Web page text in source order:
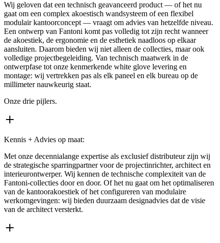
Wij geloven dat een technisch geavanceerd product — of het nu
gaat om een complex akoestisch wandsysteem of een flexibel
modulair kantoorconcept — vraagt om advies van hetzelfde niveau.
Een ontwerp van Fantoni komt pas volledig tot zijn recht wanneer
de akoestiek, de ergonomie en de esthetiek naadloos op elkaar
aansluiten. Daarom bieden wij niet alleen de collecties, maar ook
volledige projectbegeleiding. Van technisch maatwerk in de
ontwerpfase tot onze kenmerkende white glove levering en
montage: wij vertrekken pas als elk paneel en elk bureau op de
millimeter nauwkeurig staat.
Onze drie pijlers.
Kennis + Advies op maat:
Met onze decennialange expertise als exclusief distributeur zijn wij
de strategische sparringpartner voor de projectinrichter, architect en
interieurontwerper. Wij kennen de technische complexiteit van de
Fantoni-collecties door en door. Of het nu gaat om het optimaliseren
van de kantoorakoestiek of het configureren van modulaire
werkomgevingen: wij bieden duurzaam designadvies dat de visie
van de architect versterkt.